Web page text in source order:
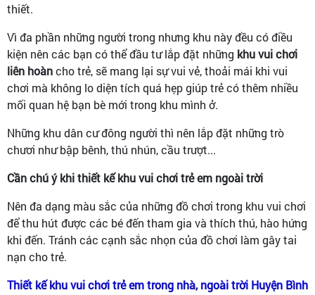
thiết.
Vì đa phần những người trong nhưng khu này đều có điều
kiện nên các bạn có thể đầu tư lắp đặt những khu vui chơi
liên hoàncho trẻ, sẽ mang lại sự vui vẻ, thoải mái khi vui
chơi mà không lo diện tích quá hẹp giúp trẻ có thêm nhiều
mối quan hệ bạn bè mới trong khu mình ở.
Những khu dân cư đông người thì nên lắp đặt những trò
chươi như bập bênh, thú nhún, cầu trượt...
Cần chú ý khi thiết kế khu vui chơi trẻ em ngoài trời
Nên đa dạng màu sắc của những đồ chơi trong khu vui chơi
để thu hút được các bé đến tham gia và thích thú, hào hứng
khi đến. Tránh các cạnh sắc nhọn của đồ chơi làm gây tai
nạn cho trẻ.
Thiết kế khu vui chơi trẻ em trong nhà, ngoài trời Huyện Bình